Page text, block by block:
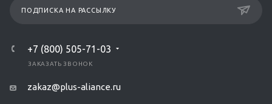
ПОДПИСКА НА РАССЫЛКУ
+7 (800) 505-71-03
ЗАКАЗАТЬ ЗВОНОК
zakaz@plus-aliance.ru